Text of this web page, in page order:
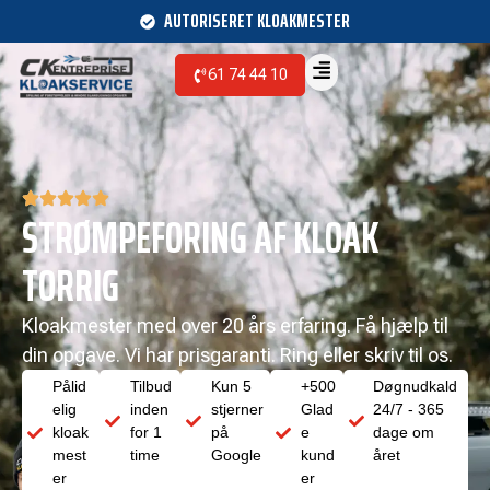
AUTORISERET KLOAKMESTER
61 74 44 10
STRØMPEFORING AF KLOAK
TORRIG
Kloakmester med over 20 års erfaring. Få hjælp til
din opgave. Vi har prisgaranti. Ring eller skriv til os.
Pålid
elig
kloak
mest
er
Tilbud
inden
for 1
time
Kun 5
stjerner
på
Google
+500
Glad
e
kund
er
Døgnudkald
24/7 - 365
dage om
året